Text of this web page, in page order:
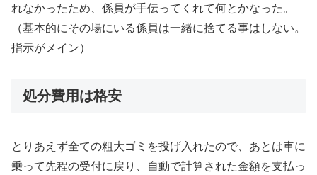
れなかったため、係員が手伝ってくれて何とかなった。
（基本的にその場にいる係員は一緒に捨てる事はしない。
指示がメイン）
処分費用は格安
とりあえず全ての粗大ゴミを投げ入れたので、あとは車に
乗って先程の受付に戻り、自動で計算された金額を支払っ